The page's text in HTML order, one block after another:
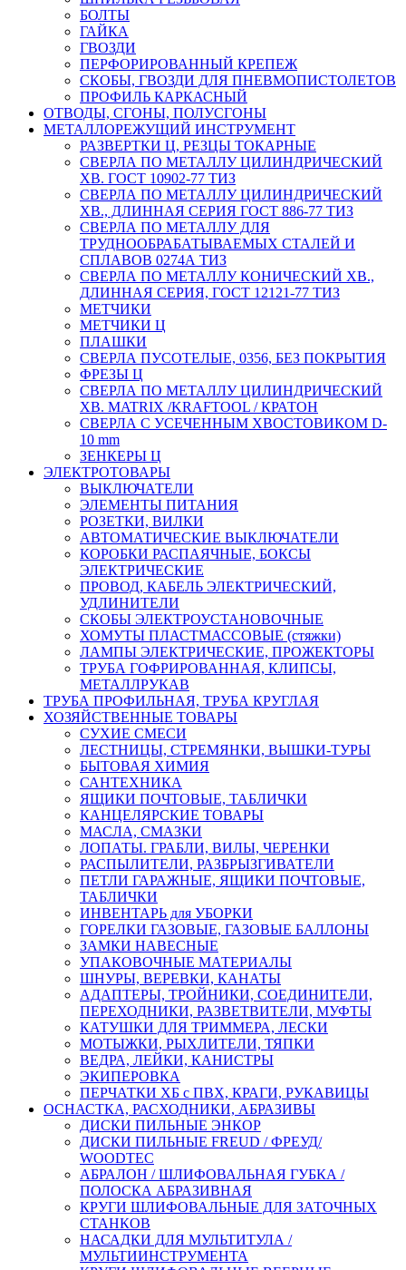
БОЛТЫ
ГАЙКА
ГВОЗДИ
ПЕРФОРИРОВАННЫЙ КРЕПЕЖ
СКОБЫ, ГВОЗДИ ДЛЯ ПНЕВМОПИСТОЛЕТОВ
ПРОФИЛЬ КАРКАСНЫЙ
ОТВОДЫ, СГОНЫ, ПОЛУСГОНЫ
МЕТАЛЛОРЕЖУЩИЙ ИНСТРУМЕНТ
РАЗВЕРТКИ Ц, РЕЗЦЫ ТОКАРНЫЕ
СВЕРЛА ПО МЕТАЛЛУ ЦИЛИНДРИЧЕСКИЙ
ХВ. ГОСТ 10902-77 ТИЗ
СВЕРЛА ПО МЕТАЛЛУ ЦИЛИНДРИЧЕСКИЙ
ХВ., ДЛИННАЯ СЕРИЯ ГОСТ 886-77 ТИЗ
СВЕРЛА ПО МЕТАЛЛУ ДЛЯ
ТРУДНООБРАБАТЫВАЕМЫХ СТАЛЕЙ И
СПЛАВОВ 0274А ТИЗ
СВЕРЛА ПО МЕТАЛЛУ КОНИЧЕСКИЙ ХВ.,
ДЛИННАЯ СЕРИЯ, ГОСТ 12121-77 ТИЗ
МЕТЧИКИ
МЕТЧИКИ Ц
ПЛАШКИ
СВЕРЛА ПУСОТЕЛЫЕ, 0356, БЕЗ ПОКРЫТИЯ
ФРЕЗЫ Ц
СВЕРЛА ПО МЕТАЛЛУ ЦИЛИНДРИЧЕСКИЙ
ХВ. MATRIX /KRAFTOOL / КРАТОН
СВЕРЛА С УСЕЧЕННЫМ ХВОСТОВИКОМ D-
10 mm
ЗЕНКЕРЫ Ц
ЭЛЕКТРОТОВАРЫ
ВЫКЛЮЧАТЕЛИ
ЭЛЕМЕНТЫ ПИТАНИЯ
РОЗЕТКИ, ВИЛКИ
АВТОМАТИЧЕСКИЕ ВЫКЛЮЧАТЕЛИ
КОРОБКИ РАСПАЯЧНЫЕ, БОКСЫ
ЭЛЕКТРИЧЕСКИЕ
ПРОВОД, КАБЕЛЬ ЭЛЕКТРИЧЕСКИЙ,
УДЛИНИТЕЛИ
СКОБЫ ЭЛЕКТРОУСТАНОВОЧНЫЕ
ХОМУТЫ ПЛАСТМАССОВЫЕ (стяжки)
ЛАМПЫ ЭЛЕКТРИЧЕСКИЕ, ПРОЖЕКТОРЫ
ТРУБА ГОФРИРОВАННАЯ, КЛИПСЫ,
МЕТАЛЛРУКАВ
ТРУБА ПРОФИЛЬНАЯ, ТРУБА КРУГЛАЯ
ХОЗЯЙСТВЕННЫЕ ТОВАРЫ
СУХИЕ СМЕСИ
ЛЕСТНИЦЫ, СТРЕМЯНКИ, ВЫШКИ-ТУРЫ
БЫТОВАЯ ХИМИЯ
САНТЕХНИКА
ЯЩИКИ ПОЧТОВЫЕ, ТАБЛИЧКИ
КАНЦЕЛЯРСКИЕ ТОВАРЫ
МАСЛА, СМАЗКИ
ЛОПАТЫ. ГРАБЛИ, ВИЛЫ, ЧЕРЕНКИ
РАСПЫЛИТЕЛИ, РАЗБРЫЗГИВАТЕЛИ
ПЕТЛИ ГАРАЖНЫЕ, ЯЩИКИ ПОЧТОВЫЕ,
ТАБЛИЧКИ
ИНВЕНТАРЬ для УБОРКИ
ГОРЕЛКИ ГАЗОВЫЕ, ГАЗОВЫЕ БАЛЛОНЫ
ЗАМКИ НАВЕСНЫЕ
УПАКОВОЧНЫЕ МАТЕРИАЛЫ
ШНУРЫ, ВЕРЕВКИ, КАНАТЫ
АДАПТЕРЫ, ТРОЙНИКИ, СОЕДИНИТЕЛИ,
ПЕРЕХОДНИКИ, РАЗВЕТВИТЕЛИ, МУФТЫ
КАТУШКИ ДЛЯ ТРИММЕРА, ЛЕСКИ
МОТЫЖКИ, РЫХЛИТЕЛИ, ТЯПКИ
ВЕДРА, ЛЕЙКИ, КАНИСТРЫ
ЭКИПЕРОВКА
ПЕРЧАТКИ ХБ с ПВХ, КРАГИ, РУКАВИЦЫ
ОСНАСТКА, РАСХОДНИКИ, АБРАЗИВЫ
ДИСКИ ПИЛЬНЫЕ ЭНКОР
ДИСКИ ПИЛЬНЫЕ FREUD / ФРЕУД/
WOODTEC
АБРАЛОН / ШЛИФОВАЛЬНАЯ ГУБКА /
ПОЛОСКА АБРАЗИВНАЯ
КРУГИ ШЛИФОВАЛЬНЫЕ ДЛЯ ЗАТОЧНЫХ
СТАНКОВ
НАСАДКИ ДЛЯ МУЛЬТИТУЛА /
МУЛЬТИИНСТРУМЕНТА